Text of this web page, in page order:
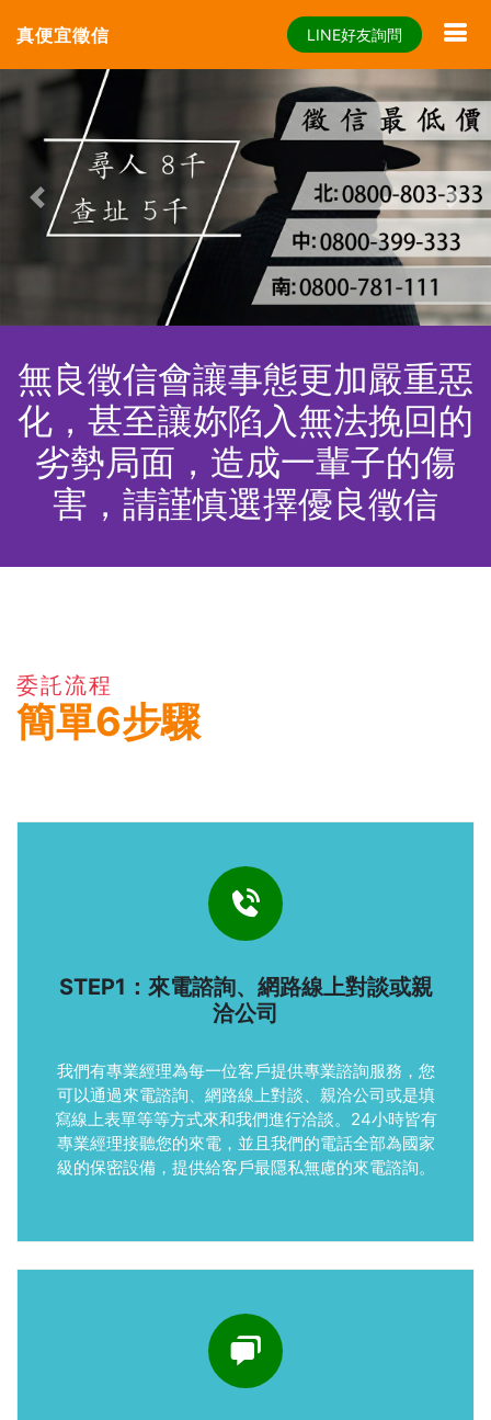
真便宜徵信 LINE好友詢問
Previous Next
無良徵信會讓事態更加嚴重惡
化，甚至讓妳陷入無法挽回的
劣勢局面，造成一輩子的傷
害，請謹慎選擇優良徵信
委託流程
簡單6步驟
STEP1：來電諮詢、網路線上對談或親
洽公司
我們有專業經理為每一位客戶提供專業諮詢服務，您
可以通過來電諮詢、網路線上對談、親洽公司或是填
寫線上表單等等方式來和我們進行洽談。24小時皆有
專業經理接聽您的來電，並且我們的電話全部為國家
級的保密設備，提供給客戶最隱私無慮的來電諮詢。